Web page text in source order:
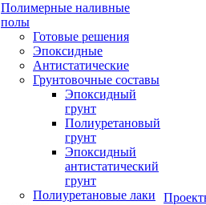
Полимерные наливные
полы
Готовые решения
Эпоксидные
Антистатические
Грунтовочные составы
Эпоксидный
грунт
Полиуретановый
грунт
Эпоксидный
антистатический
грунт
Полиуретановые лаки